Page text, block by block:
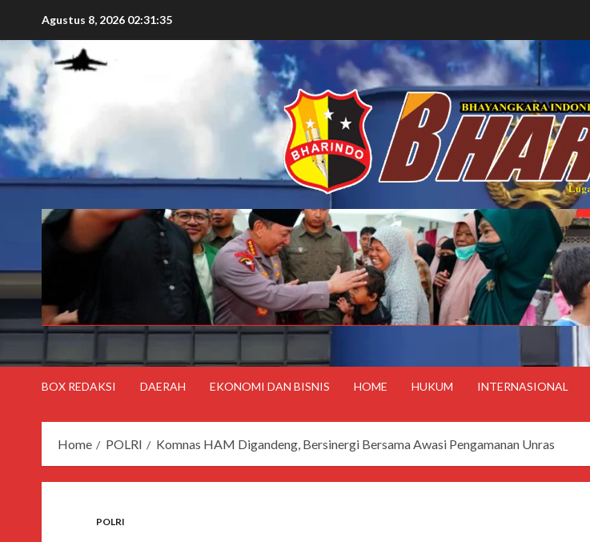
Agustus 8, 2026 02:31:37
BOX REDAKSI DAERAH EKONOMI DAN BISNIS HOME HUKUM INTERNASIONAL
Home POLRI Komnas HAM Digandeng, Bersinergi Bersama Awasi Pengamanan Unras
POLRI